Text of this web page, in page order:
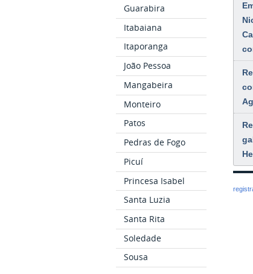
Guarabira
Itabaiana
Itaporanga
João Pessoa
Mangabeira
Monteiro
Patos
Pedras de Fogo
Picuí
Princesa Isabel
Santa Luzia
Santa Rita
Soledade
Sousa